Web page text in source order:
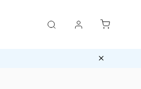
Klimatizácie